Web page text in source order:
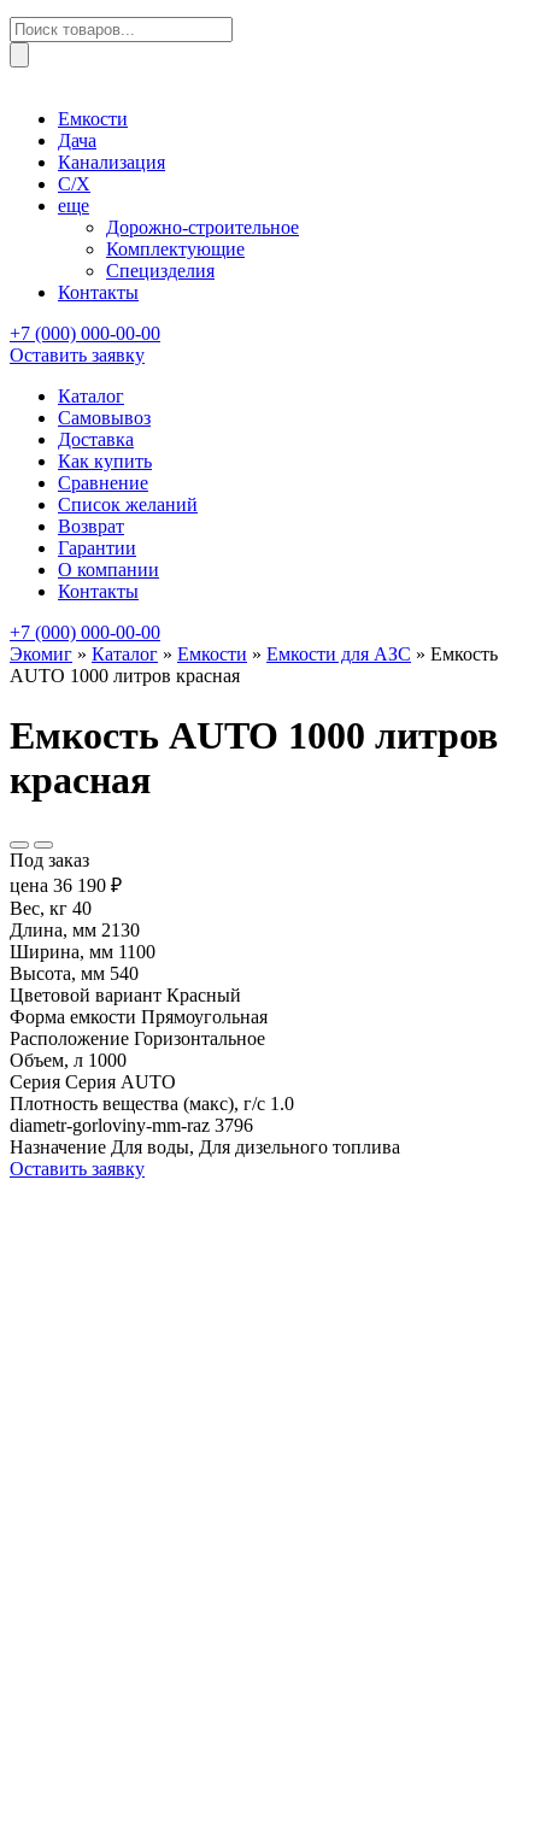
Поиск
товаров
Емкости
Дача
Канализация
С/Х
еще
Дорожно-строительное
Комплектующие
Специзделия
Контакты
+7 (000) 000-00-00
Оставить заявку
Каталог
Самовывоз
Доставка
Как купить
Сравнение
Список желаний
Возврат
Гарантии
О компании
Контакты
+7 (000) 000-00-00
Экомиг » Каталог » Емкости » Емкости для АЗС » Емкость
AUTO 1000 литров красная
Емкость AUTO 1000 литров
красная
Под заказ
цена 36 190 ₽
Вес, кг 40
Длина, мм 2130
Ширина, мм 1100
Высота, мм 540
Цветовой вариант Красный
Форма емкости Прямоугольная
Расположение Горизонтальное
Объем, л 1000
Серия Серия AUTO
Плотность вещества (макс), г/с 1.0
diametr-gorloviny-mm-raz 3796
Назначение Для воды, Для дизельного топлива
Оставить заявку